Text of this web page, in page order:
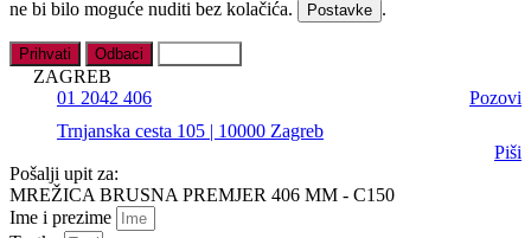
ne bi bilo moguće nuditi bez kolačića.
Postavke .
Prihvati Odbaci
ZAGREB
01 2042 406
Pozovi
Trnjanska cesta 105 | 10000 Zagreb
Piši
Pošalji upit za:
MREŽICA BRUSNA PREMJER 406 MM - C150
Ime i prezime